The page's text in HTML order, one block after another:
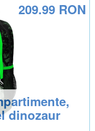
dinozaur
209.99 RON